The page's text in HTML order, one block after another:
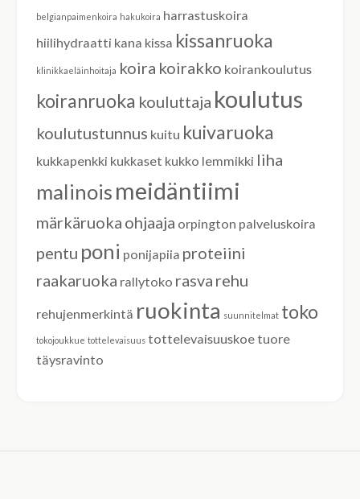
belgianpaimenkoira hakukoira harrastuskoira
hiilihydraatti kana kissa kissanruoka
klinikkaeläinhoitaja koira koirakko koirankoulutus
koiranruoka kouluttaja koulutus
koulutustunnus kuitu kuivaruoka
kukkapenkki kukkaset kukko lemmikki liha
malinois meidäntiimi
märkäruoka ohjaaja orpington palveluskoira
pentu poni ponijapiia proteiini
raakaruoka rallytoko rasva rehu
rehujenmerkintä ruokinta suunnitelmat toko
tokojoukkue tottelevaisuus tottelevaisuuskoetuore
täysravinto